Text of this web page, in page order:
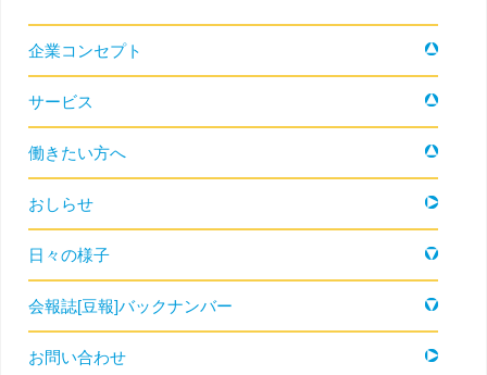
企業コンセプト
サービス
働きたい方へ
おしらせ
日々の様子
会報誌[豆報]バックナンバー
お問い合わせ